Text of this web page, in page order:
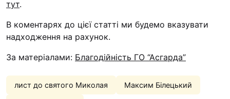
тут.
В коментарях до цієї статті ми будемо вказувати
надходження на рахунок.
За матеріалами: Благодійність ГО “Асгарда”
лист до святого Миколая Максим Білецький